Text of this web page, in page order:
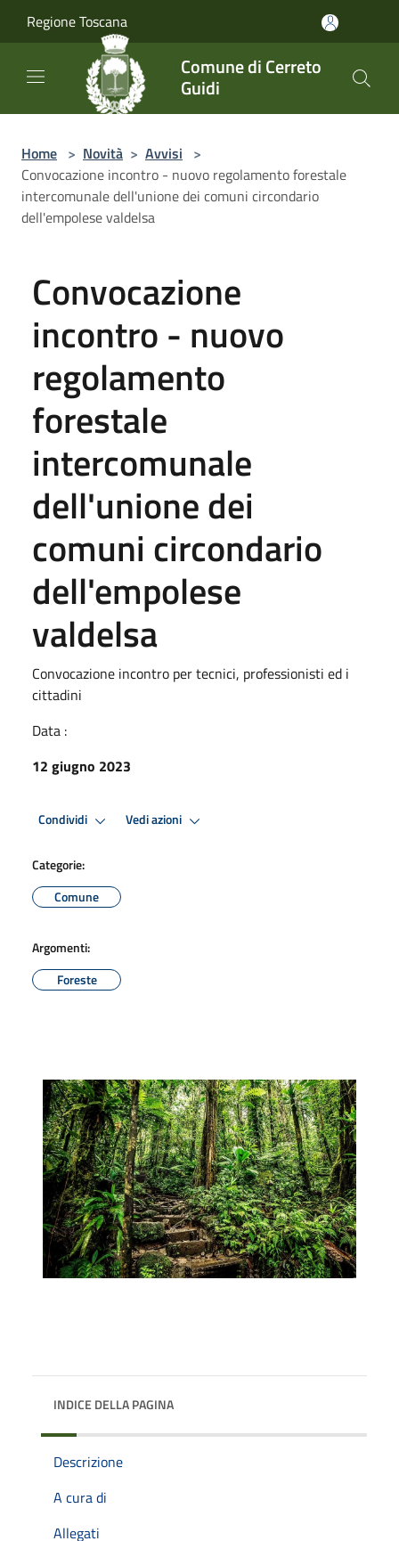
Regione Toscana
Comune di Cerreto
Guidi
Home > Novità > Avvisi >
Convocazione incontro - nuovo regolamento forestale
intercomunale dell'unione dei comuni circondario
dell'empolese valdelsa
Convocazione
incontro - nuovo
regolamento
forestale
intercomunale
dell'unione dei
comuni circondario
dell'empolese
valdelsa
Convocazione incontro per tecnici, professionisti ed i
cittadini
Data :
12 giugno 2023
Condividi Vedi azioni
Categorie:
Comune
Argomenti:
Foreste
INDICE DELLA PAGINA
Descrizione
A cura di
Allegati